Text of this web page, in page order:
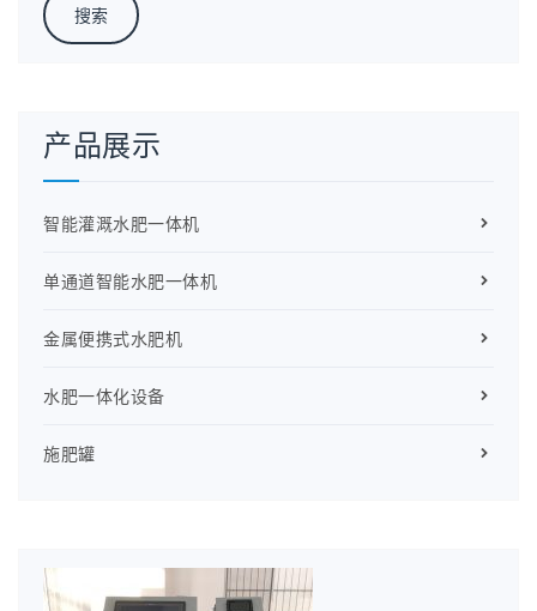
产品展示
智能灌溉水肥一体机
单通道智能水肥一体机
金属便携式水肥机
水肥一体化设备
施肥罐